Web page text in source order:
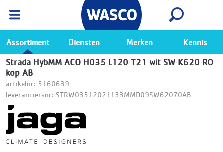
Ga naar de Wasco app
Bekijk
Assortiment Diensten Merken Kennis
Strada HybMM ACO H035 L120 T21 wit SW K620 RO
kop AB
artikelnr: 5160639
leveranciersnr: STRW03512021133MMD09SW62070AB